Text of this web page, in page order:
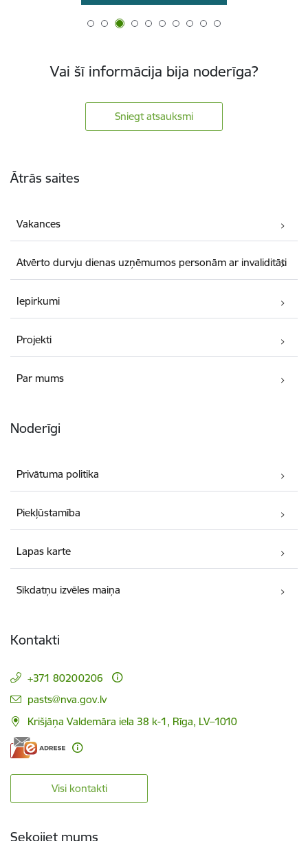
Vai šī informācija bija noderīga?
Sniegt atsauksmi
Ātrās saites
Vakances
Atvērto durvju dienas uzņēmumos personām ar invaliditāti
Iepirkumi
Projekti
Par mums
Noderīgi
Privātuma politika
Piekļūstamība
Lapas karte
Sīkdatņu izvēles maiņa
Kontakti
+371 80200206
E-pasts:
pasts@nva.gov.lv
Krišjāņa Valdemāra iela 38 k-1, Rīga, LV–1010
Visi kontakti
Sekojiet mums